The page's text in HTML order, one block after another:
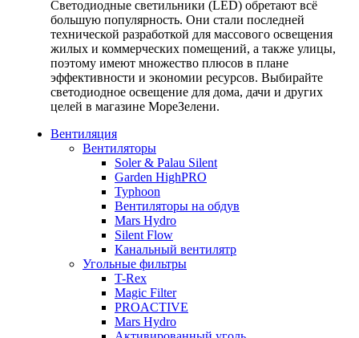
Светодиодные светильники (LED) обретают всё
большую популярность. Они стали последней
технической разработкой для массового освещения
жилых и коммерческих помещений, а также улицы,
поэтому имеют множество плюсов в плане
эффективности и экономии ресурсов. Выбирайте
светодиодное освещение для дома, дачи и других
целей в магазине МореЗелени.
Вентиляция
Вентиляторы
Soler & Palau Silent
Garden HighPRO
Typhoon
Вентиляторы на обдув
Mars Hydro
Silent Flow
Канальный вентилятр
Угольные фильтры
T-Rex
Magic Filter
PROACTIVE
Mars Hydro